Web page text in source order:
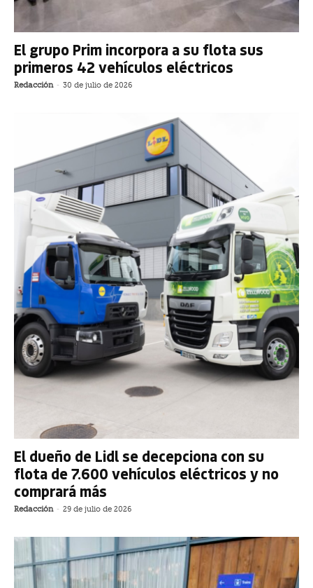
El grupo Prim incorpora a su flota sus
primeros 42 vehículos eléctricos
Redacción - 30 de julio de 2026
El dueño de Lidl se decepciona con su
flota de 7.600 vehículos eléctricos y no
comprará más
Redacción - 29 de julio de 2026